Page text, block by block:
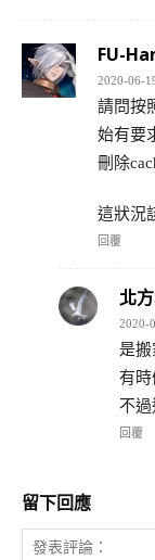
FU-
2020-06-
請問按
始有要
刪除
這狀況
回覆
北
2020-
是搬
有時
不
回覆
留下回應